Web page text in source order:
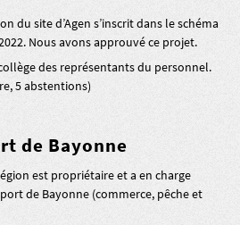
du site d’Agen s’inscrit dans le schéma
Nous avons approuvé ce projet.
des représentants du personnel.
5 abstentions)
de Bayonne
est propriétaire et a en charge
de Bayonne (commerce, pêche et